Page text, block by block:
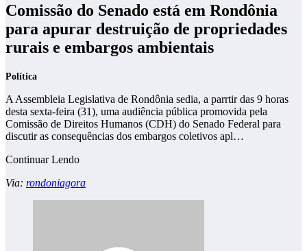
Comissão do Senado está em Rondônia
para apurar destruição de propriedades
rurais e embargos ambientais
Política
A Assembleia Legislativa de Rondônia sedia, a parrtir das 9 horas
desta sexta-feira (31), uma audiência pública promovida pela
Comissão de Direitos Humanos (CDH) do Senado Federal para
discutir as consequências dos embargos coletivos apl…
Continuar Lendo
Via: rondoniagora